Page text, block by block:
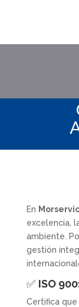
En
excelencia,
ambiente.
gestión
✅ ISO
Certifica